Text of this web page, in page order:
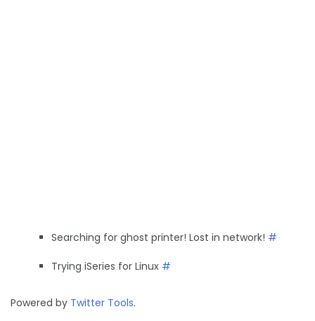
Searching for ghost printer! Lost in network! #
Trying iSeries for Linux #
Powered by Twitter Tools.